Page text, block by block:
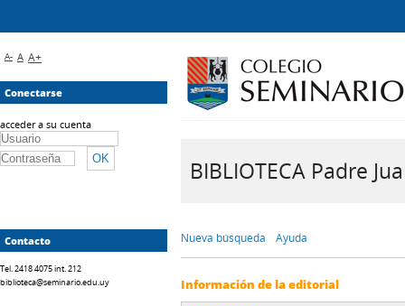
BIBLIOTECA Padre
Nueva búsqueda Ayuda
Información de la editorial
A- A A+
Conectarse
acceder a su cuenta
Contacto
Tel. 2418 4075 int. 212
biblioteca@seminario.edu.uy